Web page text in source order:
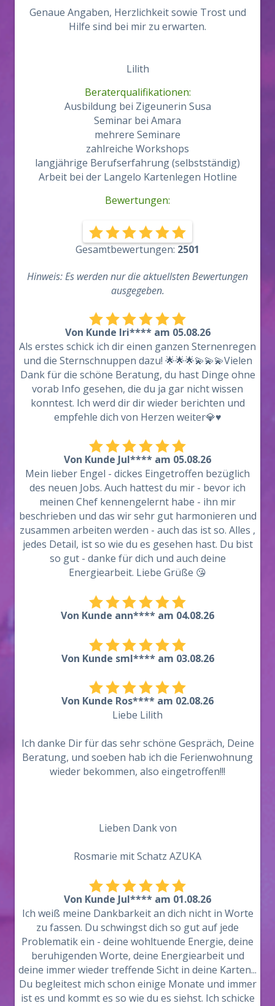
Genaue Angaben, Herzlichkeit sowie Trost und
Hilfe sind bei mir zu erwarten.
Lilith
Beraterqualifikationen:
Ausbildung bei Zigeunerin Susa
Seminar bei Amara
mehrere Seminare
zahlreiche Workshops
langjährige Berufserfahrung (selbstständig)
Arbeit bei der Langelo Kartenlegen Hotline
Bewertungen:
Gesamtbewertungen: 2501
Hinweis: Es werden nur die aktuellsten Bewertungen
ausgegeben.
Von Kunde Iri**** am 05.08.26
Als erstes schick ich dir einen ganzen Sternenregen
und die Sternschnuppen dazu! 🌟🌟🌟💫💫💫Vielen
Dank für die schöne Beratung, du hast Dinge ohne
vorab Info gesehen, die du ja gar nicht wissen
konntest. Ich werd dir dir wieder berichten und
empfehle dich von Herzen weiter💎♥️
Von Kunde Jul**** am 05.08.26
Mein lieber Engel - dickes Eingetroffen bezüglich
des neuen Jobs. Auch hattest du mir - bevor ich
meinen Chef kennengelernt habe - ihn mir
beschrieben und das wir sehr gut harmonieren und
zusammen arbeiten werden - auch das ist so. Alles ,
jedes Detail, ist so wie du es gesehen hast. Du bist
so gut - danke für dich und auch deine
Energiearbeit. Liebe Grüße 😘
Von Kunde ann**** am 04.08.26
Von Kunde sml**** am 03.08.26
Von Kunde Ros**** am 02.08.26
Liebe Lilith
Ich danke Dir für das sehr schöne Gespräch, Deine
Beratung, und soeben hab ich die Ferienwohnung
wieder bekommen, also eingetroffen!!!
Lieben Dank von
Rosmarie mit Schatz AZUKA
Von Kunde Jul**** am 01.08.26
Ich weiß meine Dankbarkeit an dich nicht in Worte
zu fassen. Du schwingst dich so gut auf jede
Problematik ein - deine wohltuende Energie, deine
beruhigenden Worte, deine Energiearbeit und
deine immer wieder treffende Sicht in deine Karten...
Du begleitest mich schon einige Monate und immer
ist es und kommt es so wie du es siehst. Ich schicke